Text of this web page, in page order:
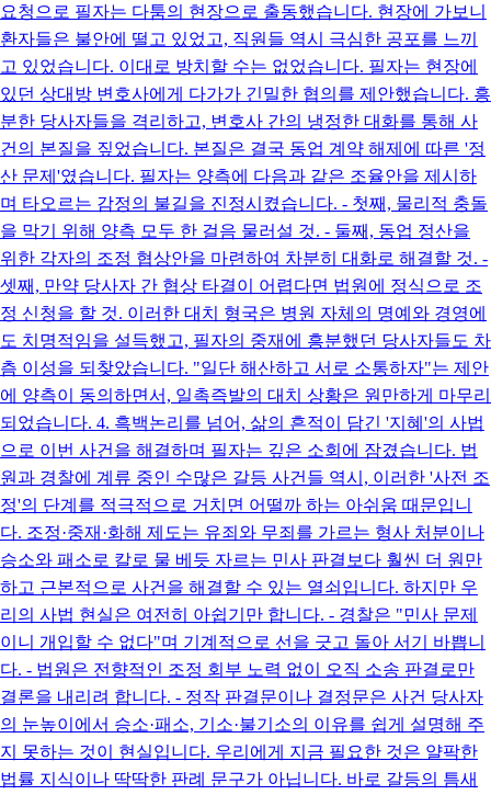
요청으로 필자는 다툼의 현장으로 출동했습니다. 현장에 가보니
환자들은 불안에 떨고 있었고, 직원들 역시 극심한 공포를 느끼
고 있었습니다. 이대로 방치할 수는 없었습니다. 필자는 현장에
있던 상대방 변호사에게 다가가 긴밀한 협의를 제안했습니다. 흥
분한 당사자들을 격리하고, 변호사 간의 냉정한 대화를 통해 사
건의 본질을 짚었습니다. 본질은 결국 동업 계약 해제에 따른 '정
산 문제'였습니다. 필자는 양측에 다음과 같은 조율안을 제시하
며 타오르는 감정의 불길을 진정시켰습니다. - 첫째, 물리적 충돌
을 막기 위해 양측 모두 한 걸음 물러설 것. - 둘째, 동업 정산을
위한 각자의 조정 협상안을 마련하여 차분히 대화로 해결할 것. -
셋째, 만약 당사자 간 협상 타결이 어렵다면 법원에 정식으로 조
정 신청을 할 것. 이러한 대치 형국은 병원 자체의 명예와 경영에
도 치명적임을 설득했고, 필자의 중재에 흥분했던 당사자들도 차
츰 이성을 되찾았습니다. "일단 해산하고 서로 소통하자"는 제안
에 양측이 동의하면서, 일촉즉발의 대치 상황은 원만하게 마무리
되었습니다. 4. 흑백논리를 넘어, 삶의 흔적이 담긴 '지혜'의 사법
으로 이번 사건을 해결하며 필자는 깊은 소회에 잠겼습니다. 법
원과 경찰에 계류 중인 수많은 갈등 사건들 역시, 이러한 '사전 조
정'의 단계를 적극적으로 거치면 어떨까 하는 아쉬움 때문입니
다. 조정·중재·화해 제도는 유죄와 무죄를 가르는 형사 처분이나
승소와 패소로 칼로 물 베듯 자르는 민사 판결보다 훨씬 더 원만
하고 근본적으로 사건을 해결할 수 있는 열쇠입니다. 하지만 우
리의 사법 현실은 여전히 아쉽기만 합니다. - 경찰은 "민사 문제
이니 개입할 수 없다"며 기계적으로 선을 긋고 돌아 서기 바쁩니
다. - 법원은 전향적인 조정 회부 노력 없이 오직 소송 판결로만
결론을 내리려 합니다. - 정작 판결문이나 결정문은 사건 당사자
의 눈높이에서 승소·패소, 기소·불기소의 이유를 쉽게 설명해 주
지 못하는 것이 현실입니다. 우리에게 지금 필요한 것은 얄팍한
법률 지식이나 딱딱한 판례 문구가 아닙니다. 바로 갈등의 틈새